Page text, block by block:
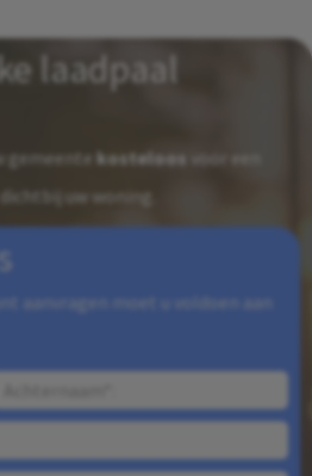
laadpaal
gemeente kosteloos
uw woning.
aanvragen moet u voldoen aan